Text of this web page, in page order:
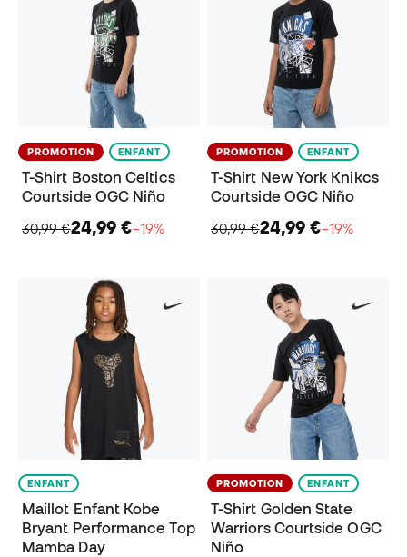
PROMOTION ENFANT
T-Shirt Boston Celtics
Courtside OGC Niño
30,99 €24,99 €−19%
PROMOTION ENFANT
T-Shirt New York Knikcs
Courtside OGC Niño
30,99 €24,99 €−19%
ENFANT
Maillot Enfant Kobe
Bryant Performance Top
Mamba Day
PROMOTION ENFANT
T-Shirt Golden State
Warriors Courtside OGC
Niño